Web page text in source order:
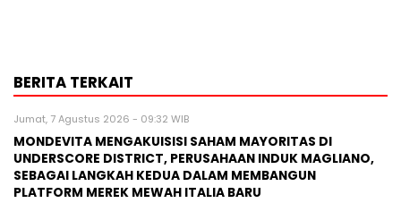
BERITA TERKAIT
Jumat, 7 Agustus 2026 - 09:32 WIB
MONDEVITA MENGAKUISISI SAHAM MAYORITAS DI
UNDERSCORE DISTRICT, PERUSAHAAN INDUK MAGLIANO,
SEBAGAI LANGKAH KEDUA DALAM MEMBANGUN
PLATFORM MEREK MEWAH ITALIA BARU